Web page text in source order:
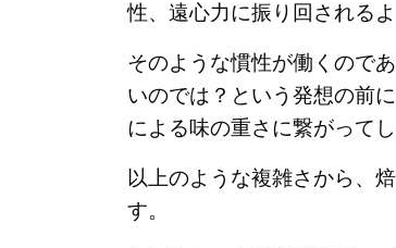
性、遠心力に振り回される
そのような慣性が働くので
いのでは？という発想の前
による味の重さに繋がって
以上のような複雑さから、
す。